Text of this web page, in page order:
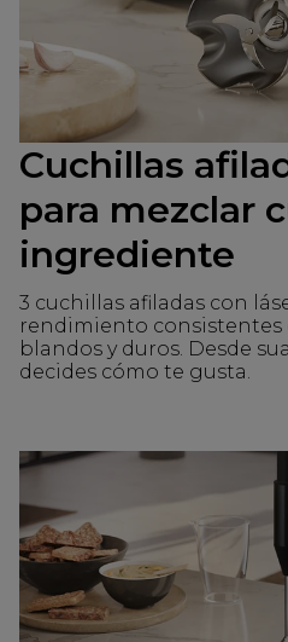
Cuchillas
para mezclar
ingrediente
3 cuchillas afiladas con
rendimiento
blandos y duros. Desde
decides cómo te gusta.